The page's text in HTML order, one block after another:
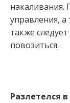
накаливания.
управления,
также
повозиться.
Разлетелся